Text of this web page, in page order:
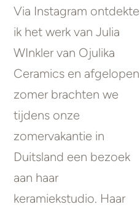
Via Instagram ontdekte
ik het werk van Julia
WInkler van Ojulika
Ceramics en afgelopen
zomer brachten we
tijdens onze
zomervakantie in
Duitsland een bezoek
aan haar
keramiekstudio. Haar